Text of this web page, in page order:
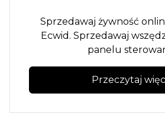
Sprzedawaj żywność
Ecwid. Sprzedawaj
panelu
Przeczytaj